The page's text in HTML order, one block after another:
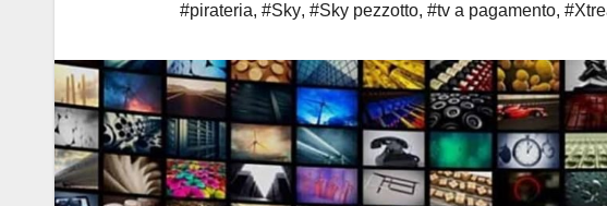
#pirateria, #Sky, #Sky pezzotto, #tv a pagamento,